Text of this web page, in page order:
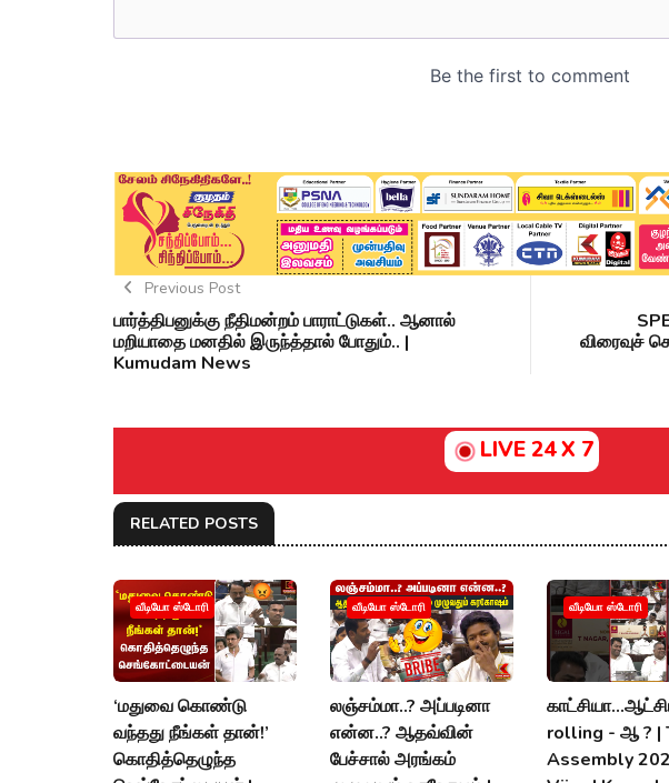
Previous Post
பார்த்திபனுக்கு நீதிமன்றம் பாராட்டுகள்.. ஆனால்
மறியாதை மனதில் இருந்த்தால் போதும்.. |
Kumudam News
விரைவுச்
LIVE 24 X 7
RELATED POSTS
வீடியோ ஸ்டோரி
‘மதுவை கொண்டு
வந்தது நீங்கள் தான்!’
கொதித்தெழுந்த
வீடியோ ஸ்டோரி
லஞ்சம்மா..? அப்படினா
என்ன..? ஆதவ்வின்
பேச்சால் அரங்கம்
வீடியோ ஸ்டோரி
rolling - ஆ ? |
Assembly